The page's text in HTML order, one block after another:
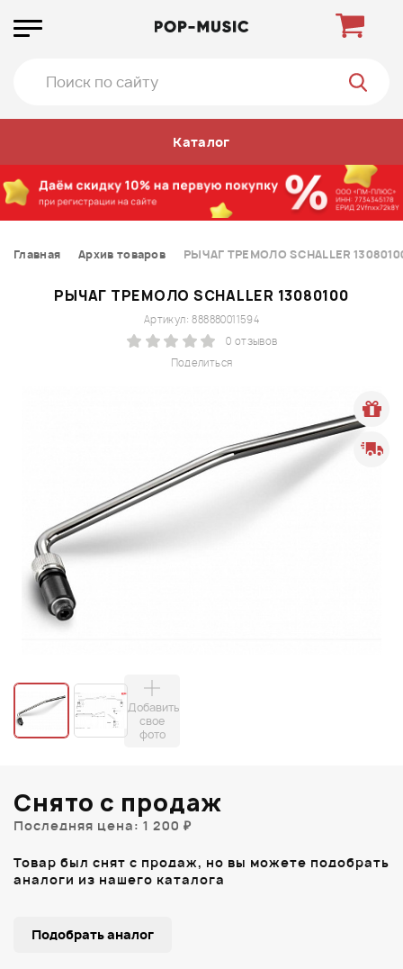
Каталог
Главная Архив товаров РЫЧАГ ТРЕМОЛО SCHALLER
РЫЧАГ ТРЕМОЛО SCHALLER 13080100
Поделиться
Артикул: 888880011594
0 отзывов
Добавить
свое
фото
Снято с продаж
Последняя цена: 1 200 ₽
Товар был снят с продаж, но вы можете подобрать
аналоги из нашего каталога
Подобрать аналог